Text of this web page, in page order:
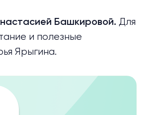
Башкировой. Для
и полезные
Ярыгина.